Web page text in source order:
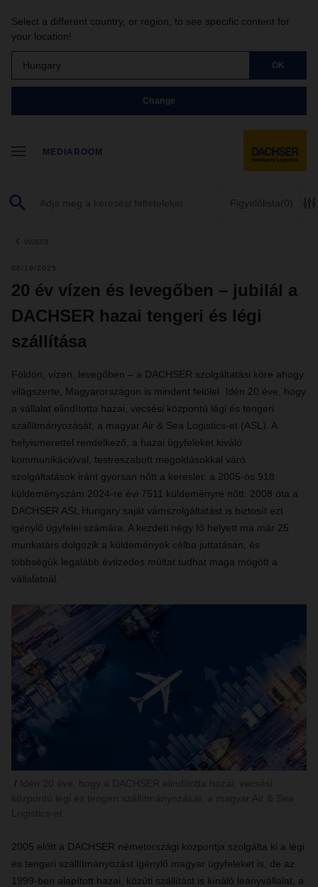
Select a different country, or region, to see specific content for
your location!
Hungary OK
Change
MEDIAROOM
Figyelőlista (0)
vissza
06/19/2025
20 év vízen és levegőben – jubilál a
DACHSER hazai tengeri és légi
szállítása
Földön, vízen, levegőben – a DACHSER szolgáltatási köre ahogy
világszerte, Magyarországon is mindent felölel. Idén 20 éve, hogy
a vállalat elindította hazai, vecsési központú légi és tengeri
szállítmányozását, a magyar Air & Sea Logistics-et (ASL). A
helyismerettel rendelkező, a hazai ügyfeleket kiváló
kommunikációval, testreszabott megoldásokkal váró
szolgáltatások iránt gyorsan nőtt a kereslet: a 2005-ös 918
küldeményszám 2024-re évi 7511 küldeményre nőtt. 2008 óta a
DACHSER ASL Hungary saját vámszolgáltatást is biztosít ezt
igénylő ügyfelei számára. A kezdeti négy fő helyett ma már 25
munkatárs dolgozik a küldemények célba juttatásán, és
többségük legalább évtizedes múltat tudhat maga mögött a
vállalatnál.
2005 előtt a DACHSER németországi központja szolgálta ki a légi
és tengeri szállítmányozást igénylő magyar ügyfeleket is, de az
1999-ben alapított hazai, közúti szállítást is kínáló leányvállalat, a